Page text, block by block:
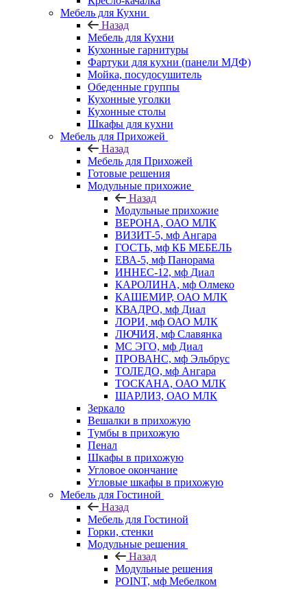
Мебель для Кухни
Назад
Мебель для Кухни
Кухонные гарнитуры
Фартуки для кухни (панели МДФ)
Мойка, посудосушитель
Обеденные группы
Кухонные уголки
Кухонные столы
Шкафы для кухни
Мебель для Прихожей
Назад
Мебель для Прихожей
Готовые решения
Модульные прихожие
Назад
Модульные прихожие
ВЕРОНА, ОАО МЛК
ВИЗИТ-5, мф Ангара
ГОСТЬ, мф КБ МЕБЕЛЬ
ЕВА-5, мф Панорама
ИННЕС-12, мф Диал
КАРОЛИНА, мф Олмеко
КАШЕМИР, ОАО МЛК
КВАДРО, мф Диал
ЛОРИ, мф ОАО МЛК
ЛЮЧИЯ, мф Славянка
МС ЭГО, мф Диал
ПРОВАНС, мф Эльбрус
ТОЛЕДО, мф Ангара
ТОСКАНА, ОАО МЛК
ШАРЛИЗ, ОАО МЛК
Зеркало
Вешалки в прихожую
Тумбы в прихожую
Пенал
Шкафы в прихожую
Угловое окончание
Угловые шкафы в прихожую
Мебель для Гостиной
Назад
Мебель для Гостиной
Горки, стенки
Модульные решения
Назад
Модульные решения
POINT, мф Мебелком